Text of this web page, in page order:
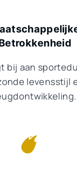
bij aan
levensstijl